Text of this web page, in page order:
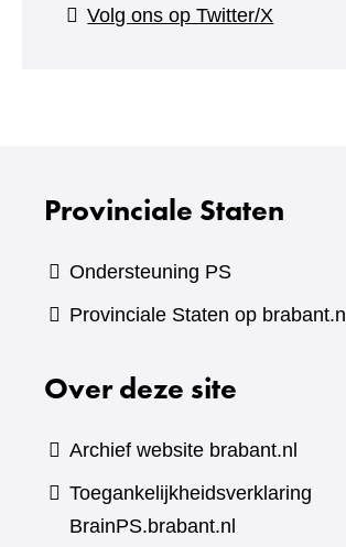
Volg ons op Twitter/X
Provinciale Staten
Ondersteuning PS
Provinciale Staten op brabant.nl
Over deze site
Archief website brabant.nl
Toegankelijkheidsverklaring
BrainPS.brabant.nl